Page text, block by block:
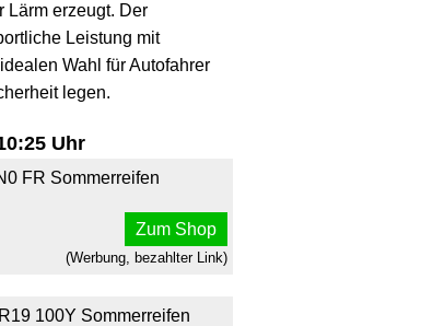
Lärm erzeugt. Der
Leistung mit
Wahl für Autofahrer
legen.
Uhr
FR Sommerreifen
Zum Shop
(Werbung, bezahlter Link)
100Y Sommerreifen